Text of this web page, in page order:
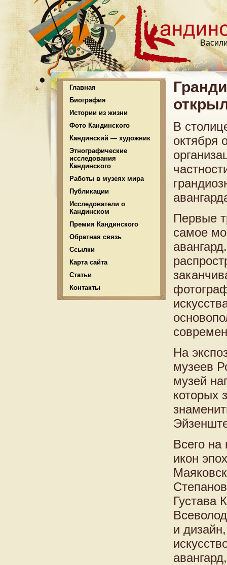
Главная
Биография
Истории из жизни
Фото Кандинского
Кандинский — художник
Этнографические
исследования
Кандинского
Работы в музеях мира
Публикации
Исследователи о
Кандинском
Премия Кандинского
Обратная связь
Ссылки
Карта сайта
Статьи
Контакты
В
октября
Первые
самое
На
музеев
музей
которых
Всего на
икон
Густава
и